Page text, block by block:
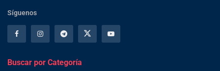
Síguenos
Buscar por Categoría